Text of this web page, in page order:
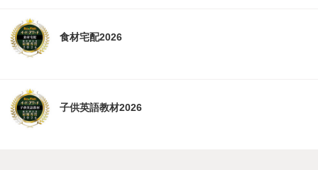
食材宅配2026
子供英語教材2026